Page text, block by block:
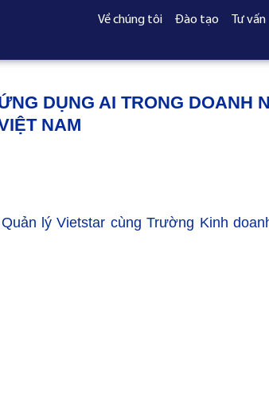
Về chúng tôi Đào tạo Tư vấn
DỤNG AI TRONG DOANH
NAM
lý Vietstar cùng Trường Kinh